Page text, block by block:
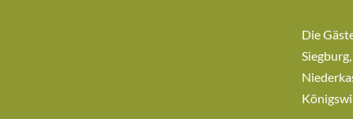
Die